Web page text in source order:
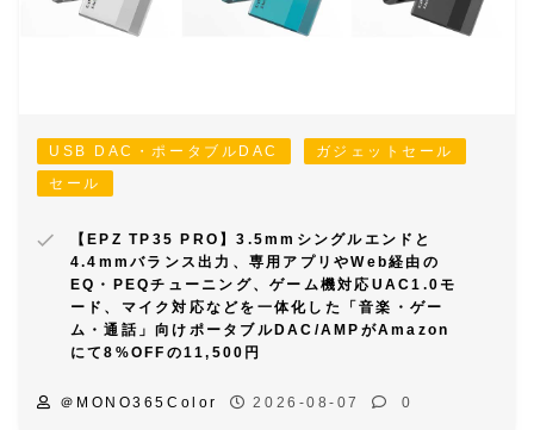
USB DAC・ポータブルDAC
ガジェットセール
セール
【EPZ TP35 PRO】3.5mmシングルエンドと
4.4mmバランス出力、専用アプリやWeb経由の
EQ・PEQチューニング、ゲーム機対応UAC1.0モ
ード、マイク対応などを一体化した「音楽・ゲー
ム・通話」向けポータブルDAC/AMPがAmazon
にて8%OFFの11,500円
＠MONO365Color 2026-08-07 0